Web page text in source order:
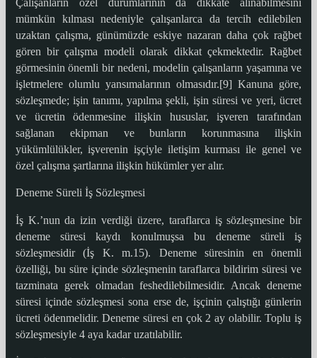
Çalışanların özel durumlarının da dikkate alınabilmesini
mümkün kılması nedeniyle çalışanlarca da tercih edilebilen
uzaktan çalışma, günümüzde eskiye nazaran daha çok rağbet
gören bir çalışma modeli olarak dikkat çekmektedir. Rağbet
görmesinin önemli bir nedeni, modelin çalışanların yaşamına ve
işletmelere olumlu yansımalarının olmasıdır.[9] Kanuna göre,
sözleşmede; işin tanımı, yapılma şekli, işin süresi ve yeri, ücret
ve ücretin ödenmesine ilişkin hususlar, işveren tarafından
sağlanan ekipman ve bunların korunmasına ilişkin
yükümlülükler, işverenin işçiyle iletişim kurması ile genel ve
özel çalışma şartlarına ilişkin hükümler yer alır.
Deneme Süreli İş Sözleşmesi
İş K.’nun da izin verdiği üzere, taraflarca iş sözleşmesine bir
deneme süresi kaydı konulmuşsa bu deneme süreli iş
sözleşmesidir (İş K. m.15). Deneme süresinin en önemli
özelliği, bu süre içinde sözleşmenin taraflarca bildirim süresi ve
tazminata gerek olmadan feshedilebilmesidir. Ancak deneme
süresi içinde sözleşmesi sona erse de, işçinin çalıştığı günlerin
ücreti ödenmelidir. Deneme süresi en çok 2 ay olabilir. Toplu iş
sözleşmesiyle 4 aya kadar uzatılabilir.